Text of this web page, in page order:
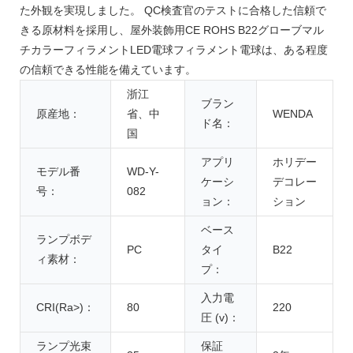
た外観を実現しました。 QC検査官のテストに合格した信頼で
きる原材料を採用し、屋外装飾用CE ROHS B22グローブマル
チカラーフィラメントLED電球フィラメント電球は、ある程度
の信頼できる性能を備えています。
原産地：
浙江
省、中
国
ブラン
ド名：
WENDA
モデル番
号：
WD-Y-
082
アプリ
ケーシ
ョン：
ホリデー
デコレー
ション
ランプボデ
ィ素材：
PC
ベース
タイ
プ：
B22
CRI(Ra>)： 80
入力電
圧 (v)：
220
ランプ光束
保証